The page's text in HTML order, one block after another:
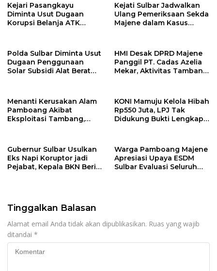
Kejari Pasangkayu
Diminta Usut Dugaan
Korupsi Belanja ATK
Kejati Sulbar Jadwalkan
Ulang Pemeriksaan Sekda
Majene dalam Kasus
Polda Sulbar Diminta Usut
Dugaan Penggunaan
Solar Subsidi Alat Berat
HMI Desak DPRD Majene
Panggil PT. Cadas Azelia
Mekar, Aktivitas Tambang
Menanti Kerusakan Alam
Pamboang Akibat
Eksploitasi Tambang,
Azelia Mekar Kian Terang
KONI Mamuju Kelola Hibah
Rp550 Juta, LPJ Tak
Didukung Bukti Lengkap,
Gubernur Sulbar Usulkan
Eks Napi Koruptor jadi
Pejabat, Kepala BKN Beri
Warga Pamboang Majene
Apresiasi Upaya ESDM
Sulbar Evaluasi Seluruh
Tinggalkan Balasan
Alamat email Anda tidak akan dipublikasikan. Ruas yang wajib
ditandai *